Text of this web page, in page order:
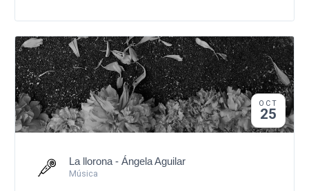
OCT
25
La llorona - Ángela Aguilar
Música